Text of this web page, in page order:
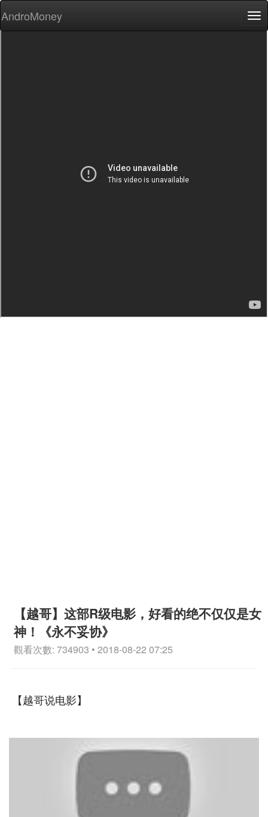
AndroMoney
【越哥】这部R级电影，好看的绝不仅仅是女
神！《永不妥协》
觀看次數: 734903 • 2018-08-22 07:25
【越哥说电影】